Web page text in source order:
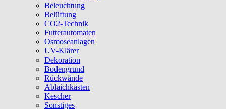
Beleuchtung
Belüftung
CO2-Technik
Futterautomaten
Osmoseanlagen
UV-Klärer
Dekoration
Bodengrund
Rückwände
Ablaichkästen
Kescher
Sonstiges